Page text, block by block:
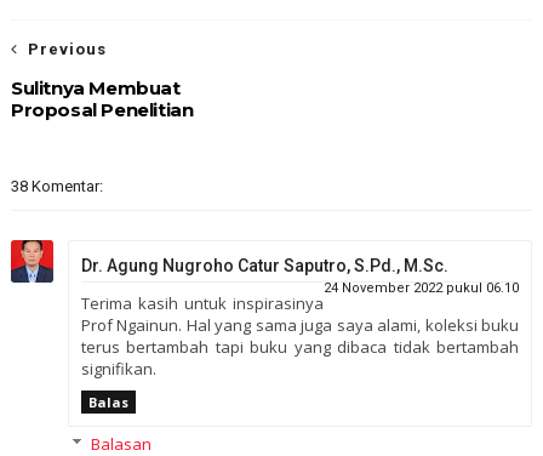
Previous
Sulitnya Membuat
Proposal Penelitian
38 Komentar:
Dr. Agung Nugroho Catur Saputro, S.Pd., M.Sc.
24 November 2022 pukul 06.10
Terima kasih untuk inspirasinya
Prof Ngainun. Hal yang sama juga saya alami, koleksi buku
terus bertambah tapi buku yang dibaca tidak bertambah
signifikan.
Balas
Balasan